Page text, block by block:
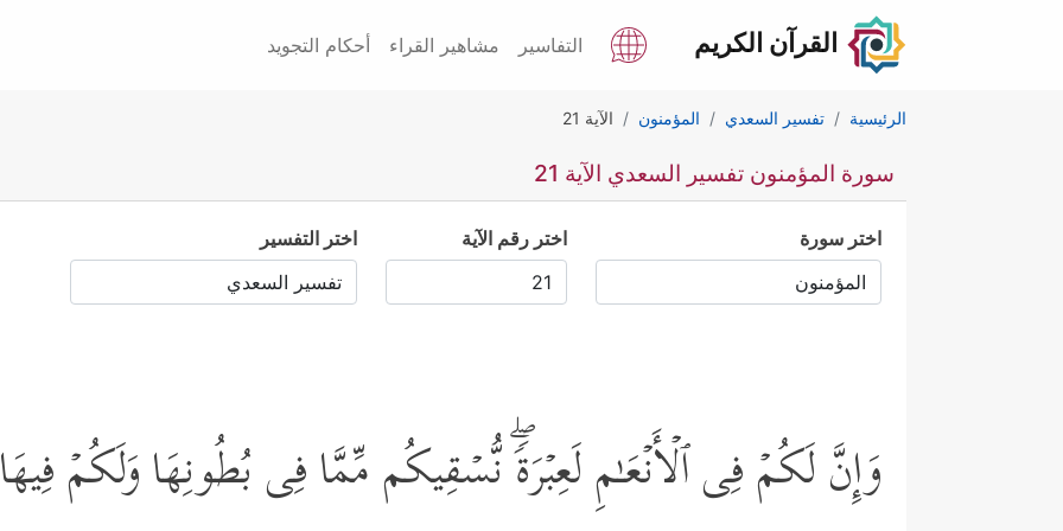
القرآن الكريم التفاسير مشاهير القراء أحكام التجويد
الرئيسية تفسير السعدي المؤمنون الآية 21
سورة المؤمنون تفسير السعدي الآية 21
اختر سورة اختر رقم الآية اختر التفسير
وَإِنَّ لَكُمۡ فِی ٱلۡأَنۡعَـٰمِ لَعِبۡرَةࣰۖ نُّسۡقِیكُم مِّمَّا فِی بُطُونِهَا وَلَكُمۡ